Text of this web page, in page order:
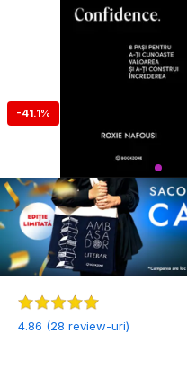
-41.1%
4.86 (28 review-uri)